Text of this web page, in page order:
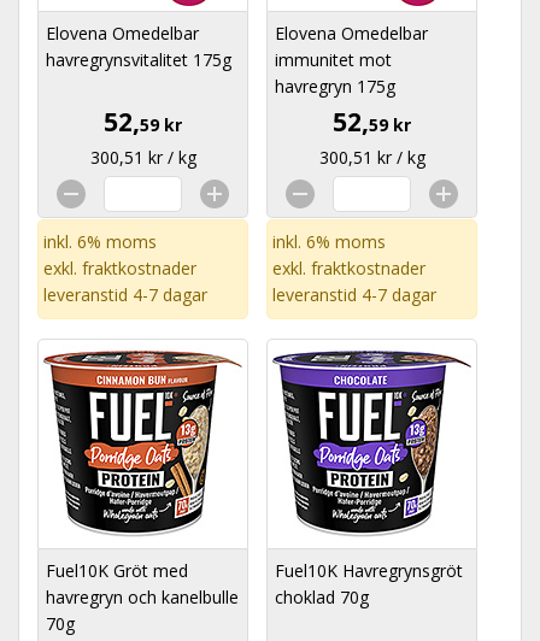
Elovena Omedelbar
havregrynsvitalitet 175g
52,59 kr
300,51 kr / kg
inkl. 6% moms
exkl. fraktkostnader
leveranstid 4-7 dagar
Elovena Omedelbar
immunitet mot
havregryn 175g
52,59 kr
300,51 kr / kg
inkl. 6% moms
exkl. fraktkostnader
leveranstid 4-7 dagar
Fuel10K Gröt med
havregryn och kanelbulle
70g
Fuel10K Havregrynsgröt
choklad 70g